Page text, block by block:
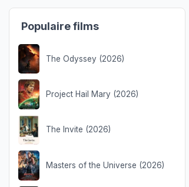
Populaire films
The Odyssey (2026)
Project Hail Mary (2026)
The Invite (2026)
Masters of the Universe (2026)